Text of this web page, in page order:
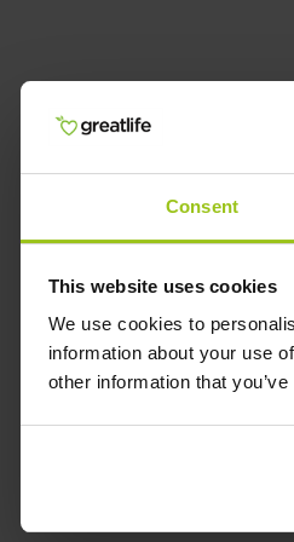
Consent
This website uses cookies
We use cookies to
information about your use
other information that